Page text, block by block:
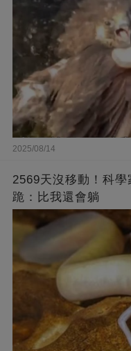
2025/08/14
2569天沒移動！科
跪：比我還會躺